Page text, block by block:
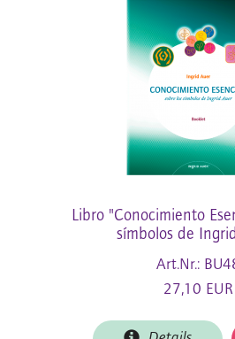
Libro "Conocimiento
símbolos de
Art.Nr.:
27,10 EUR